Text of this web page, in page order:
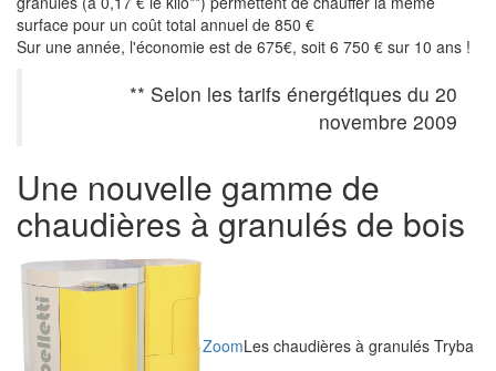
surface pour un coût total annuel de 850 €
Sur une année, l'économie est de 675€, soit 6 750 € sur 10 ans !
** Selon les tarifs énergétiques du 20
novembre 2009
Une nouvelle gamme de
chaudières à granulés de bois
ZoomLes chaudières à granulés Tryba